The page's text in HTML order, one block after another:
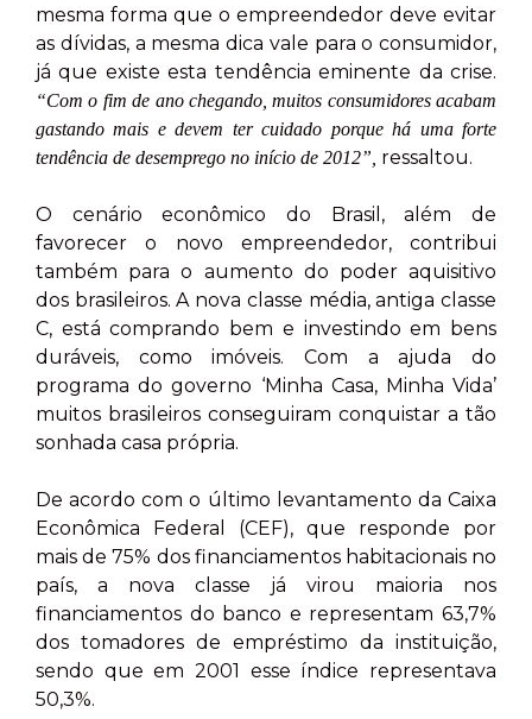
mesma forma que o empreendedor deve evitar
as dívidas, a mesma dica vale para o consumidor,
já que existe esta tendência eminente da crise.
“Com o fim de ano chegando, muitos consumidores acabam
gastando mais e devem ter cuidado porque há uma forte
tendência de desemprego no início de 2012”, ressaltou.
O cenário econômico do Brasil, além de
favorecer o novo empreendedor, contribui
também para o aumento do poder aquisitivo
dos brasileiros. A nova classe média, antiga classe
C, está comprando bem e investindo em bens
duráveis, como imóveis. Com a ajuda do
programa do governo ‘Minha Casa, Minha Vida’
muitos brasileiros conseguiram conquistar a tão
sonhada casa própria.
De acordo com o último levantamento da Caixa
Econômica Federal (CEF), que responde por
mais de 75% dos financiamentos habitacionais no
país, a nova classe já virou maioria nos
financiamentos do banco e representam 63,7%
dos tomadores de empréstimo da instituição,
sendo que em 2001 esse índice representava
50,3%.